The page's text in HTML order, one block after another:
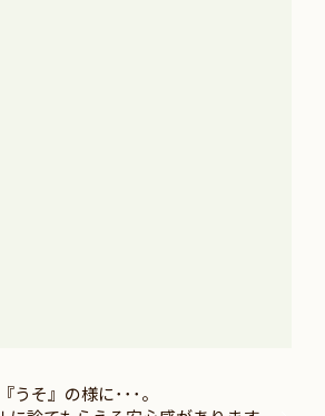
そ』の様に･･･。